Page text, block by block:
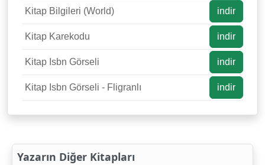
Kitap Bilgileri (World) indir
Kitap Karekodu indir
Kitap Isbn Görseli indir
Kitap Isbn Görseli - Fligranlı indir
Yazarın Diğer Kitapları